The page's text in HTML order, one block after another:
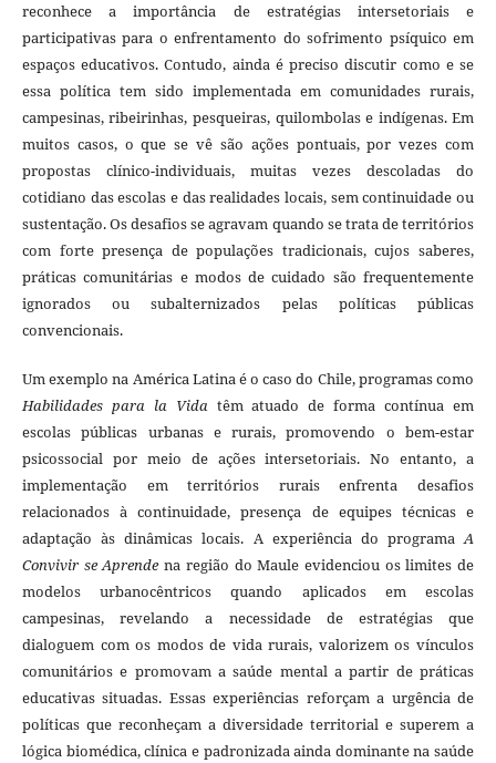
reconhece a importância de estratégias intersetoriais e
participativas para o enfrentamento do sofrimento psíquico em
espaços educativos. Contudo, ainda é preciso discutir como e se
essa política tem sido implementada em comunidades rurais,
campesinas, ribeirinhas, pesqueiras, quilombolas e indígenas. Em
muitos casos, o que se vê são ações pontuais, por vezes com
propostas clínico-individuais, muitas vezes descoladas do
cotidiano das escolas e das realidades locais, sem continuidade ou
sustentação. Os desafios se agravam quando se trata de territórios
com forte presença de populações tradicionais, cujos saberes,
práticas comunitárias e modos de cuidado são frequentemente
ignorados ou subalternizados pelas políticas públicas
convencionais.
Um exemplo na América Latina é o caso do Chile, programas como
Habilidades para la Vidatêm atuado de forma contínua em
escolas públicas urbanas e rurais, promovendo o bem-estar
psicossocial por meio de ações intersetoriais. No entanto, a
implementação em territórios rurais enfrenta desafios
relacionados à continuidade, presença de equipes técnicas e
adaptação às dinâmicas locais. A experiência do programaA
Convivir se Aprendena região do Maule evidenciou os limites de
modelos urbanocêntricos quando aplicados em escolas
campesinas, revelando a necessidade de estratégias que
dialoguem com os modos de vida rurais, valorizem os vínculos
comunitários e promovam a saúde mental a partir de práticas
educativas situadas. Essas experiências reforçam a urgência de
políticas que reconheçam a diversidade territorial e superem a
lógica biomédica, clínica e padronizada ainda dominante na saúde